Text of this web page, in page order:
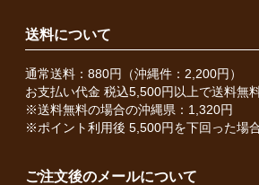
送料について
通常送料：880円（沖縄件：2,200円）
お支払い代金 税込5,500円以上で送料無
※送料無料の場合の沖縄県：1,320円
※ポイント利用後 5,500円を下回った場
ご注文後のメールについて